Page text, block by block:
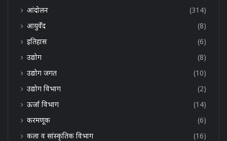
आंदोलन
(314)
आयुर्वेद
(8)
इतिहास
(6)
उद्योग
(8)
उद्योग जगत
(10)
उद्योग विभाग
(2)
ऊर्जा विभाग
(14)
करमणूक
(6)
कला व सांस्कृतिक विभाग
(16)